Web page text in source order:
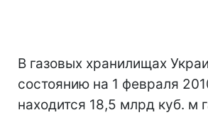
В газовых хранилищах
состоянию на 1 февраля
находится 18,5 млрд куб. м